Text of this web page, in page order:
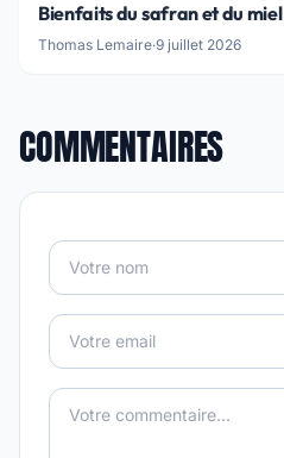
Bienfaits du safran et du miel
Thomas Lemaire·9 juillet 2026
COMMENTAIRES